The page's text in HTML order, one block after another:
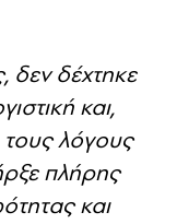
δέχτηκε
και,
λόγους
πλήρης
και